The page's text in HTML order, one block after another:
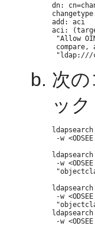
dn:
add: aci
aci:
"Allow
次
ック
-w
-w
-w
-w